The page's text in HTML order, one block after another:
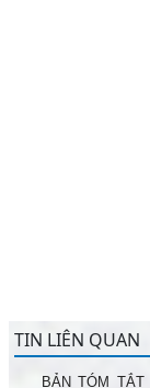
TIN LIÊN QUAN
BẢN TÓM